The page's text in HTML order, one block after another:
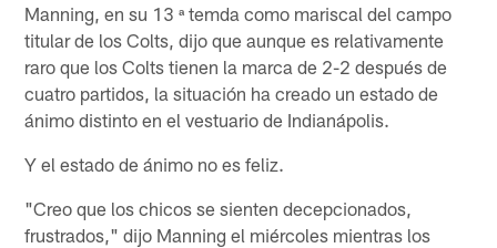
Manning, en su 13 ª temda como mariscal del campo
titular de los Colts, dijo que aunque es relativamente
raro que los Colts tienen la marca de 2-2 después de
cuatro partidos, la situación ha creado un estado de
ánimo distinto en el vestuario de Indianápolis.
Y el estado de ánimo no es feliz.
"Creo que los chicos se sienten decepcionados,
frustrados," dijo Manning el miércoles mientras los